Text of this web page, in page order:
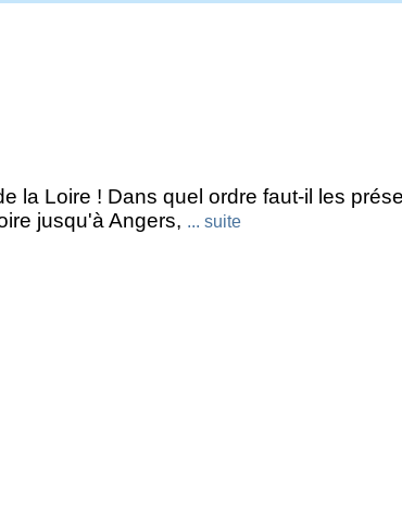
la Loire ! Dans quel ordre faut-il les
jusqu'à Angers, ... suite